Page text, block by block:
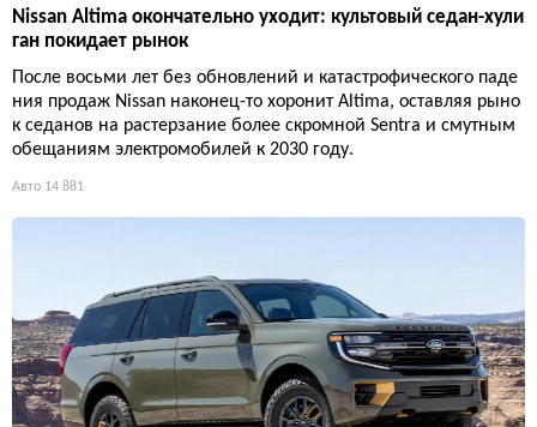
Nissan Altima окончательно уходит: культовый седан-хули
ган покидает рынок
После восьми лет без обновлений и катастрофического паде
ния продаж Nissan наконец-то хоронит Altima, оставляя рыно
к седанов на растерзание более скромной Sentra и смутным
обещаниям электромобилей к 2030 году.
Авто 14 881